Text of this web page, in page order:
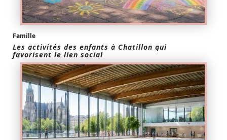
Famille
Les activités des enfants à Chatillon qui
favorisent le lien social